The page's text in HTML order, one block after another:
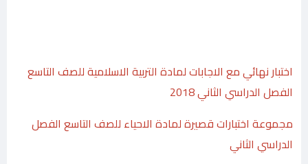
اختبار نهائي مع الاجابات لمادة التربية الاسلامية للصف التاسع
الفصل الدراسي الثاني 2018
مجموعة اختبارات قصيرة لمادة الاحياء للصف التاسع الفصل
الدراسي الثاني